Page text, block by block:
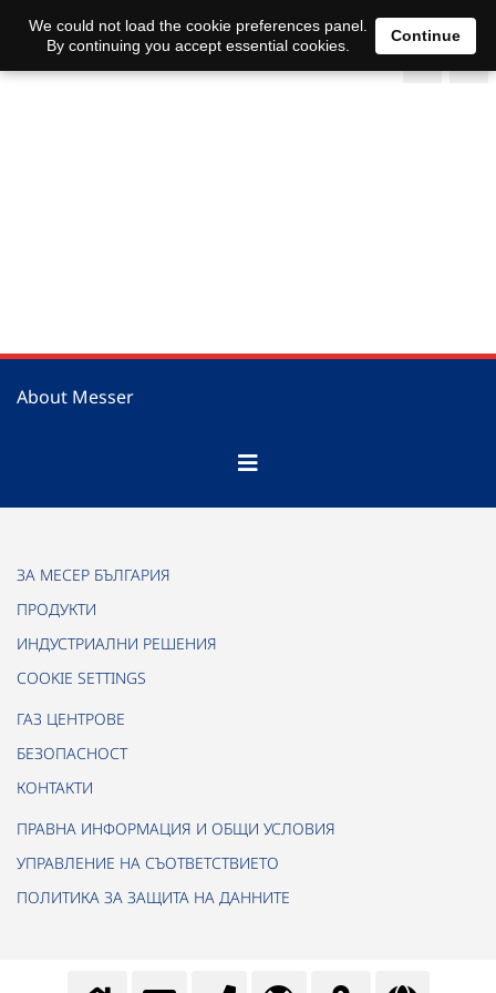
About Messer
ЗА МЕСЕР БЪЛГАРИЯ
ПРОДУКТИ
ИНДУСТРИАЛНИ РЕШЕНИЯ
COOKIE SETTINGS
ГАЗ ЦЕНТРОВЕ
БЕЗОПАСНОСТ
КОНТАКТИ
ПРАВНА ИНФОРМАЦИЯ И ОБЩИ УСЛОВИЯ
УПРАВЛЕНИЕ НА СЪОТВЕТСТВИЕТО
ПОЛИТИКА ЗА ЗАЩИТА НА ДАННИТЕ
We could not load the cookie preferences panel.
By continuing you accept essential cookies.
Continue